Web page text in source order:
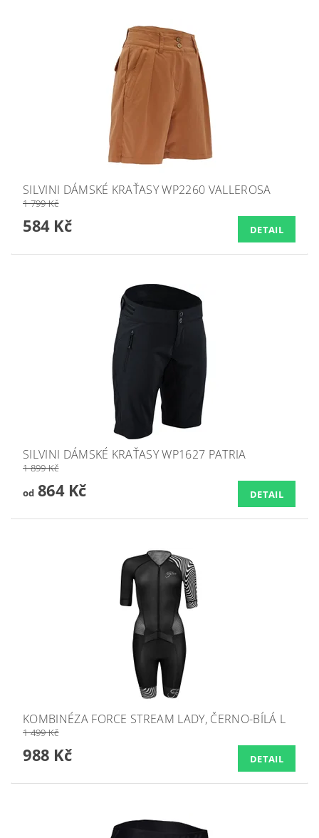
SILVINI DÁMSKÉ KRAŤASY WP2260 VALLEROSA
1 799 Kč
584 Kč DETAIL
SILVINI DÁMSKÉ KRAŤASY WP1627 PATRIA
1 899 Kč
od864 Kč DETAIL
KOMBINÉZA FORCE STREAM LADY, ČERNO-BÍLÁ L
1 499 Kč
988 Kč DETAIL